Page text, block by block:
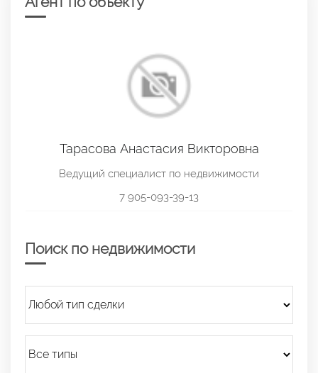
Тарасова Анастасия Викторовна
Ведущий специалист по недвижимости
7 905-093-39-13
Поиск по недвижимости